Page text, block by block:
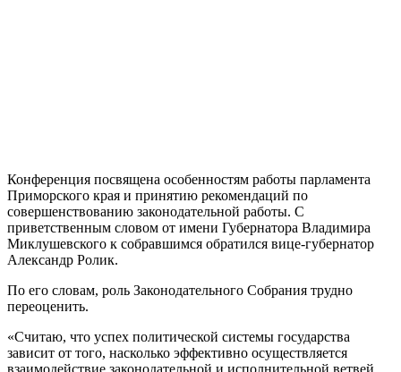
Конференция посвящена особенностям работы парламента
Приморского края и принятию рекомендаций по
совершенствованию законодательной работы. С
приветственным словом от имени Губернатора Владимира
Миклушевского к собравшимся обратился вице-губернатор
Александр Ролик.
По его словам, роль Законодательного Собрания трудно
переоценить.
«Считаю, что успех политической системы государства
зависит от того, насколько эффективно осуществляется
взаимодействие законодательной и исполнительной ветвей